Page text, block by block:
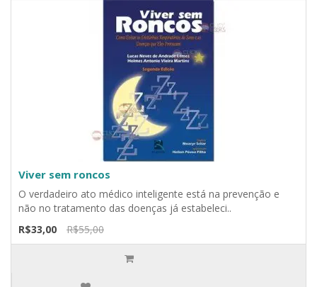
Viver sem roncos
O verdadeiro ato médico inteligente está na prevenção e
não no tratamento das doenças já estabeleci..
R$33,00
R$55,00